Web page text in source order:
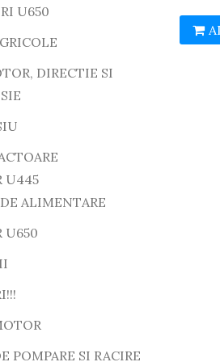
U650
DIRECTIE SI
U445
ALIMENTARE
U650
POMPARE SI RACIRE